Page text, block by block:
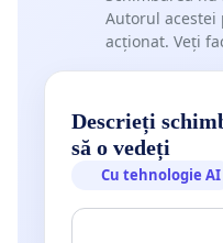
Autorul
acționat. Veți
Descrieți
să o vedeți
Cu tehnologie AI